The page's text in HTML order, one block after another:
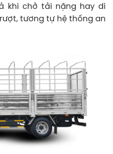
khi chở tải nặng hay di
tương tự hệ thống an